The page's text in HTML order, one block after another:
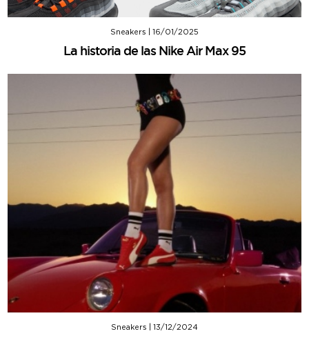
Sneakers 16/01/2025
La historia de las Nike Air Max 95
Sneakers 13/12/2024